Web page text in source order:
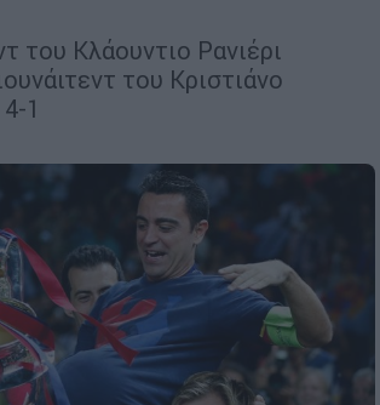
του Κλάουντιο Ρανιέρι
του Κριστιάνο
1